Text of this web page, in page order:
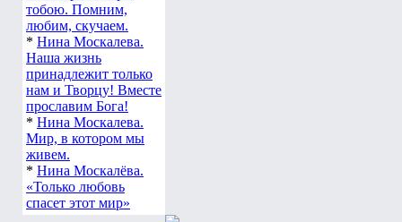
тобою. Помним,
любим, скучаем.
* Нина Москалева.
Наша жизнь
принадлежит только
нам и Творцу! Вместе
прославим Бога!
* Нина Москалева.
Мир, в котором мы
живем.
* Нина Москалёва.
«Только любовь
спасет этот мир»